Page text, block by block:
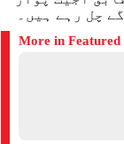
چل رہے ہیں۔
More in Featured